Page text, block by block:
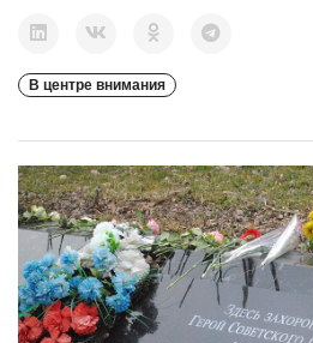
В центре внимания